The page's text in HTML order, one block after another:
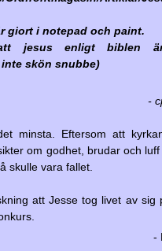
giort i notepad och paint.
jesus enligt biblen
skön snubbe)
-
minsta. Eftersom att
om godhet, brudar och
skulle vara fallet.
att Jesse tog livet av sig
-